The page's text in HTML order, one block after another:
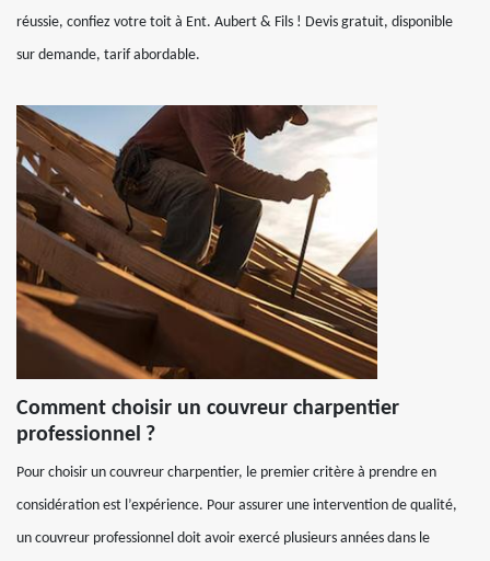
réussie, confiez votre toit à Ent. Aubert & Fils ! Devis gratuit, disponible
sur demande, tarif abordable.
Comment choisir un couvreur charpentier
professionnel ?
Pour choisir un couvreur charpentier, le premier critère à prendre en
considération est l’expérience. Pour assurer une intervention de qualité,
un couvreur professionnel doit avoir exercé plusieurs années dans le